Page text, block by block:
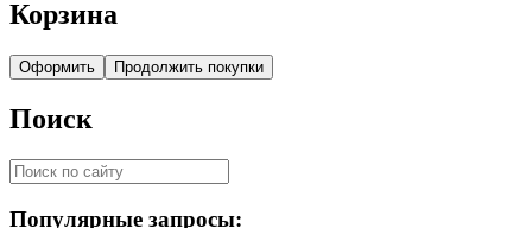
Корзина
Оформить Продолжить покупки
Поиск
Популярные запросы: